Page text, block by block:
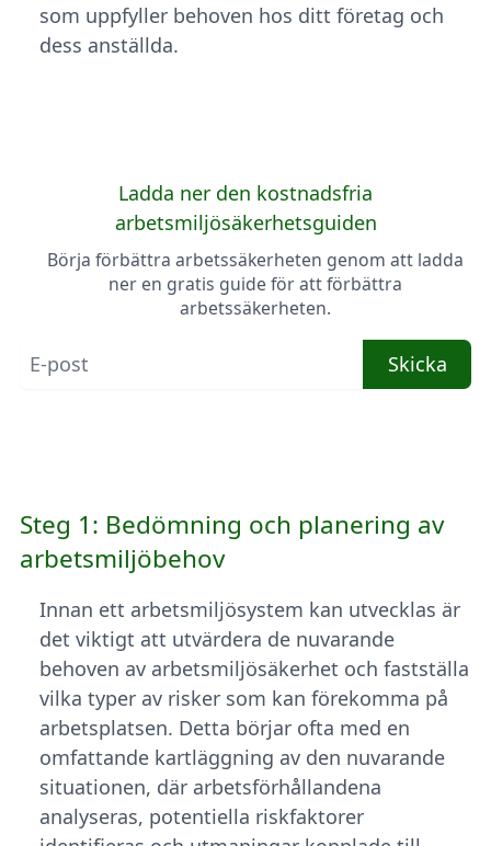
som uppfyller behoven hos ditt företag och
dess anställda.
Ladda ner den kostnadsfria
arbetsmiljösäkerhetsguiden
Börja förbättra arbetssäkerheten genom att ladda
ner en gratis guide för att förbättra
arbetssäkerheten.
Skicka
Steg 1: Bedömning och planering av
arbetsmiljöbehov
Innan ett arbetsmiljösystem kan utvecklas är
det viktigt att utvärdera de nuvarande
behoven av arbetsmiljösäkerhet och fastställa
vilka typer av risker som kan förekomma på
arbetsplatsen. Detta börjar ofta med en
omfattande kartläggning av den nuvarande
situationen, där arbetsförhållandena
analyseras, potentiella riskfaktorer